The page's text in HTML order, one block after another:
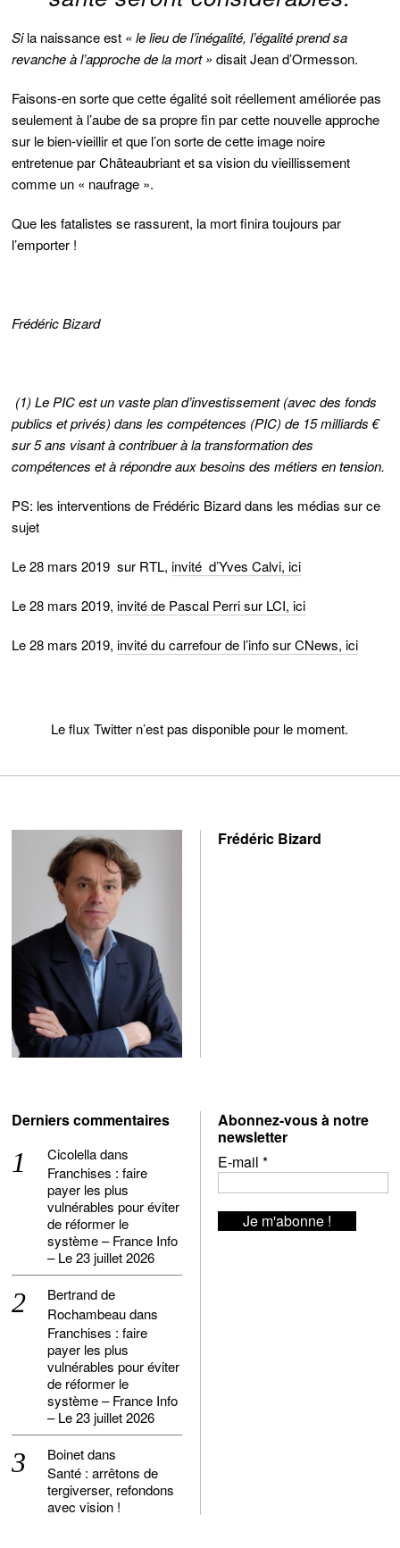
Sila naissance est « le lieu de l’inégalité, l’égalité prend sa
revanche à l’approche de la mort »disait Jean d’Ormesson.
Faisons-en sorte que cette égalité soit réellement améliorée pas
seulement à l’aube de sa propre fin par cette nouvelle approche
sur le bien-vieillir et que l’on sorte de cette image noire
entretenue par Châteaubriant et sa vision du vieillissement
comme un « naufrage ».
Que les fatalistes se rassurent, la mort finira toujours par
l’emporter !
Frédéric Bizard
(1)Le PIC est un vaste plan d’investissement (avec des fonds
publics et privés) dans les compétences (PIC) de 15 milliards €
sur 5 ans visant à contribuer à la transformation des
compétences et à répondre aux besoins des métiers en tension.
PS: les interventions de Frédéric Bizard dans les médias sur ce
sujet
Le 28 mars 2019 sur RTL,invité d’Yves Calvi, ici
Le 28 mars 2019,invité de Pascal Perri sur LCI, ici
Le 28 mars 2019,invité du carrefour de l’info sur CNews, ici
Le flux Twitter n’est pas disponible pour le moment.
Frédéric Bizard
Derniers commentaires
Cicolelladans
Franchises : faire
payer les plus
vulnérables pour éviter
de réformer le
système – France Info
– Le 23 juillet 2026
Bertrand de
Rochambeaudans
Franchises : faire
payer les plus
vulnérables pour éviter
de réformer le
système – France Info
– Le 23 juillet 2026
Boinetdans
Santé : arrêtons de
tergiverser, refondons
avec vision !
Abonnez-vous à notre
newsletter
E-mail *